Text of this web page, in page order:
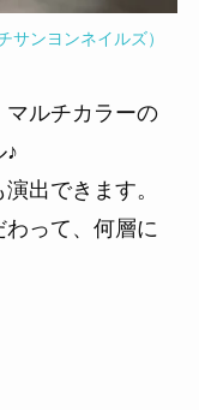
サンヨンネイルズ）
ルチカラーの
♪
出できます。
って、何層に